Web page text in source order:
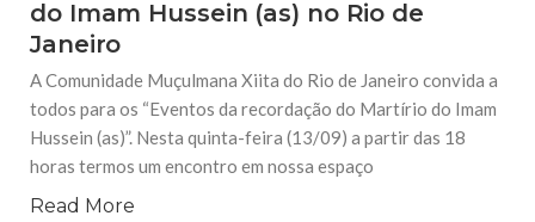
todos os irmãos e irmãs um novo
10 DE NOVEMBRO DE 2013
Falecimento do Imam Ali Ibn Al-Hussein
(A.S.)
Em nome de Deus, o Clemente, o Misericordioso! Diante da
data em que relembramos o martírio do quarto Imam dos
muçulmanos, o Imam Ali Ibn Al-Hussein Ibn Ali Ibn Abi Táleb
(A.S.), conhecido por “Zein Al-Ábidin” (Formosura
do Imam Hussein (as) no Rio de
Janeiro
A Comunidade Muçulmana Xiita do Rio de Janeiro convida a
todos para os “Eventos da recordação do Martírio do Imam
Hussein (as)”. Nesta quinta-feira (13/09) a partir das 18
horas termos um encontro em nossa espaço
Read More